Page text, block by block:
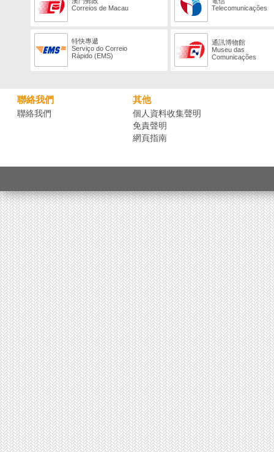
Correios de Macau
Telecomunicações
特快專遞
Serviço do Correio
Rápido (EMS)
通訊博物館
Museu das
Comunicações
聯絡我們
聯絡我們
其他
個人資料收集聲明
免責聲明
網頁指南